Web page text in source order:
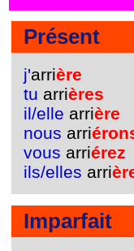
Présent
j'arrière
tu arrières
il/elle arrière
nous arri
vous arriérez
ils/elles arri
Imparfait